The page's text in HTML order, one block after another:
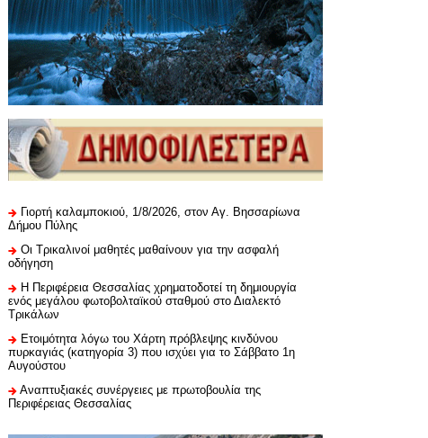
Γιορτή καλαμποκιού, 1/8/2026, στον Αγ. Βησσαρίωνα
Δήμου Πύλης
Οι Τρικαλινοί μαθητές μαθαίνουν για την ασφαλή
οδήγηση
H Περιφέρεια Θεσσαλίας χρηματοδοτεί τη δημιουργία
ενός μεγάλου φωτοβολταϊκού σταθμού στο Διαλεκτό
Τρικάλων
Ετοιμότητα λόγω του Χάρτη πρόβλεψης κινδύνου
πυρκαγιάς (κατηγορία 3) που ισχύει για το Σάββατο 1η
Αυγούστου
Αναπτυξιακές συνέργειες με πρωτοβουλία της
Περιφέρειας Θεσσαλίας